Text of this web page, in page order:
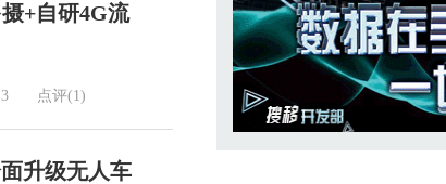
+自研4G流
3 点评(1)
升级无人车